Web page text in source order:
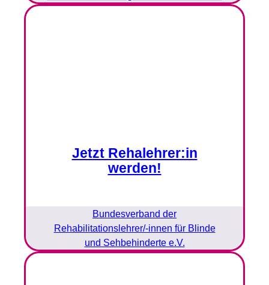
Jetzt Rehalehrer:in
werden!
Bundesverband der
Rehabilitationslehrer/-innen für Blinde
und Sehbehinderte e.V.